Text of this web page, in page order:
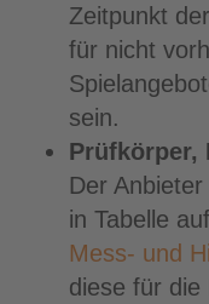
Zeitpunkt
für nicht
sein.
Prüfkörper,
Der
in Tabelle
Mess- und
diese für die